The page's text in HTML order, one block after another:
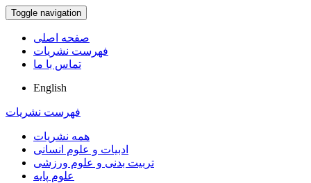
Toggle navigation
صفحه اصلی
فهرست نشریات
تماس با ما
English
فهرست نشریات
همه نشریات
ادبیات و علوم انسانی
تربیت بدنی و علوم ورزشی
علوم پایه